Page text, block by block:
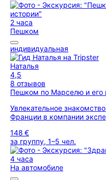
2 часа
Пешком
индивидуальная
Наталья
4,5
8 отзывов
Пешком по Марселю и его
Увлекательное
Франции в компании
148 €
за группу, 1–5 чел.
4 часа
На автомобиле